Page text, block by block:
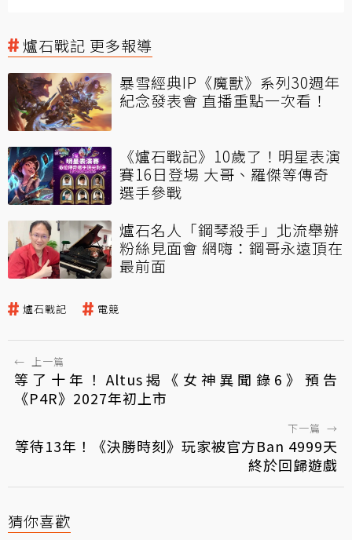
爐石戰記 更多報導
暴雪經典IP《魔獸》系列30週年
紀念發表會 直播重點一次看！
《爐石戰記》10歲了！明星表演
賽16日登場 大哥、羅傑等傳奇
選手參戰
爐石名人「鋼琴殺手」北流舉辦
粉絲見面會 網嗨：鋼哥永遠頂在
最前面
爐石戰記 電競
← 上一篇
等了十年！Altus揭《女神異聞錄6》預告
《P4R》2027年初上市
下一篇 →
等待13年！《決勝時刻》玩家被官方Ban 4999天
終於回歸遊戲
猜你喜歡